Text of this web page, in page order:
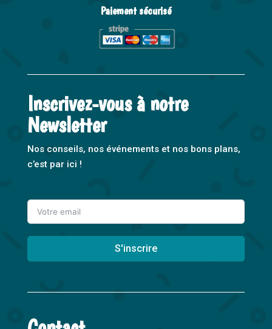
Paiement sécurisé
Inscrivez-vous à notre
Newsletter
Nos conseils, nos événements et nos bons plans,
c’est par ici !
S'inscrire
l
e